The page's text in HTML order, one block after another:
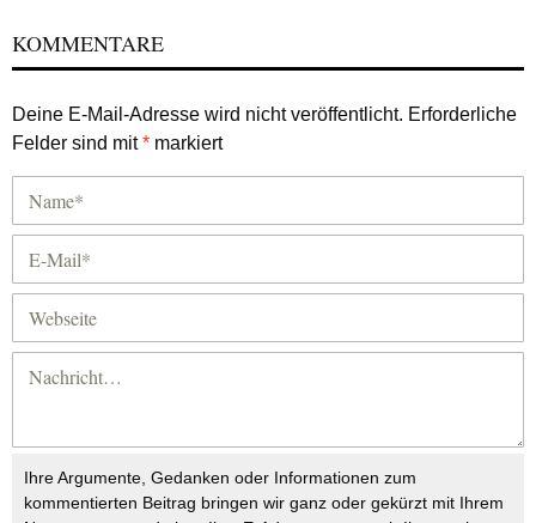
KOMMENTARE
Deine E-Mail-Adresse wird nicht veröffentlicht. Erforderliche
Felder sind mit* markiert
Ihre Argumente, Gedanken oder Informationen zum
kommentierten Beitrag bringen wir ganz oder gekürzt mit Ihrem